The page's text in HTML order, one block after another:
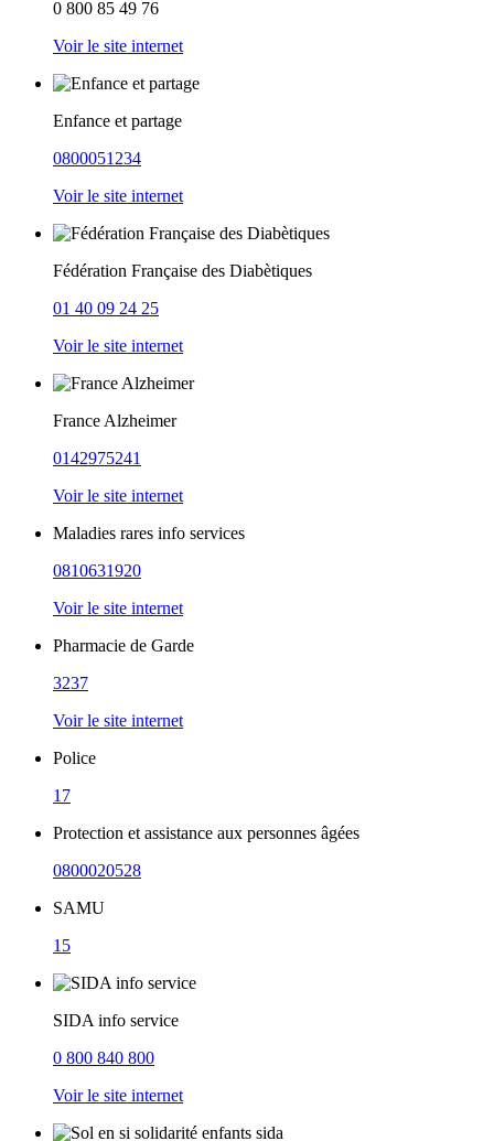
0 800 85 49 76
Voir le site internet
Enfance et partage
0800051234
Voir le site internet
Fédération Française des Diabètiques
01 40 09 24 25
Voir le site internet
France Alzheimer
0142975241
Voir le site internet
Maladies rares info services
0810631920
Voir le site internet
Pharmacie de Garde
3237
Voir le site internet
Police
17
Protection et assistance aux personnes âgées
0800020528
SAMU
15
SIDA info service
0 800 840 800
Voir le site internet